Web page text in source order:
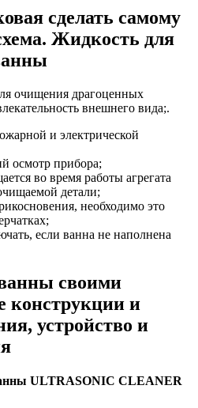
сделать самому
Жидкость для
очищения драгоценных
внешнего вида;.
и электрической
осмотр прибора;
во время работы агрегата
детали;
необходимо это
если ванна не наполнена
своими
конструкции и
устройство и
ULTRASONIC CLEANER